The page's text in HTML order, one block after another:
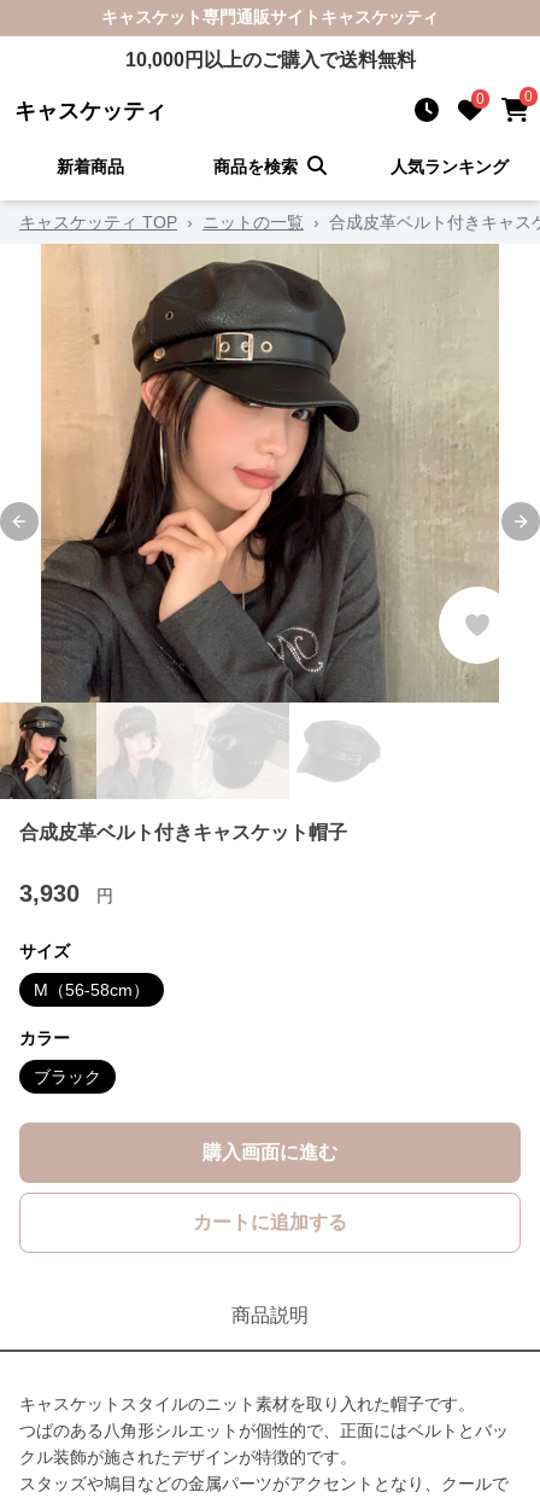
キャスケット専門通販サイト キャスケッティ
10,000円以上のご購入で送料無料
キャスケッティ 0 0
新着商品 商品を検索 人気ランキング
キャスケッティ TOP › ニットの一覧 › 合成皮革ベルト付きキャス
Previous slide
合成皮革ベルト付きキャスケット帽子
3,930 円
サイズ
M（56-58cm）
カラー
ブラック
購入画面に進む
カートに追加する
商品説明
キャスケットスタイルのニット素材を取り入れた帽子です。
つばのある八角形シルエットが個性的で、正面にはベルトとバッ
クル装飾が施されたデザインが特徴的です。
スタッズや鳩目などの金属パーツがアクセントとなり、クールで